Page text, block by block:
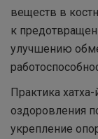
веществ в
к
улучшению
Практика
оздоровления
укрепление